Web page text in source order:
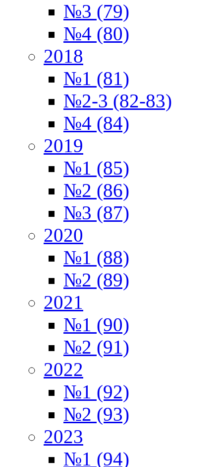
№3 (79)
№4 (80)
2018
№1 (81)
№2-3 (82-83)
№4 (84)
2019
№1 (85)
№2 (86)
№3 (87)
2020
№1 (88)
№2 (89)
2021
№1 (90)
№2 (91)
2022
№1 (92)
№2 (93)
2023
№1 (94)